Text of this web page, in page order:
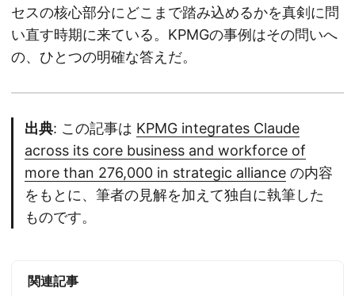
セスの核心部分にどこまで踏み込めるかを真剣に問
い直す時期に来ている。KPMGの事例はその問いへ
の、ひとつの明確な答えだ。
出典: この記事は KPMG integrates Claude
across its core business and workforce of
more than 276,000 in strategic alliance の内容
をもとに、筆者の見解を加えて独自に執筆した
ものです。
関連記事